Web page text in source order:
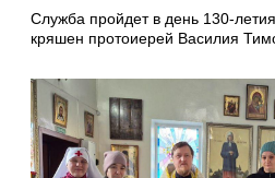
Служба пройдет в день 130-
кряшен протоиерей Василия